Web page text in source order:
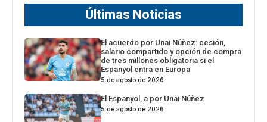
Últimas Noticias
El acuerdo por Unai Núñez: cesión,
salario compartido y opción de compra
de tres millones obligatoria si el
Espanyol entra en Europa
5 de agosto de 2026
El Espanyol, a por Unai Núñez
5 de agosto de 2026